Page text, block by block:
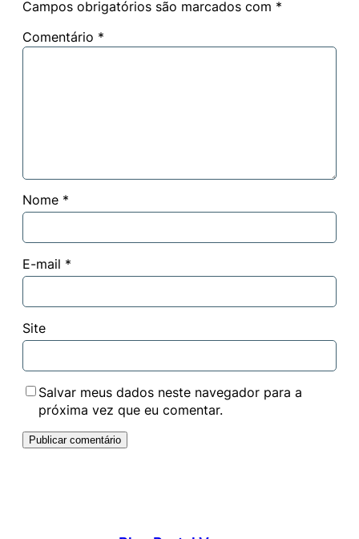
Campos obrigatórios são marcados com *
Comentário *
Nome *
E-mail *
Site
Salvar meus dados neste navegador para a
próxima vez que eu comentar.